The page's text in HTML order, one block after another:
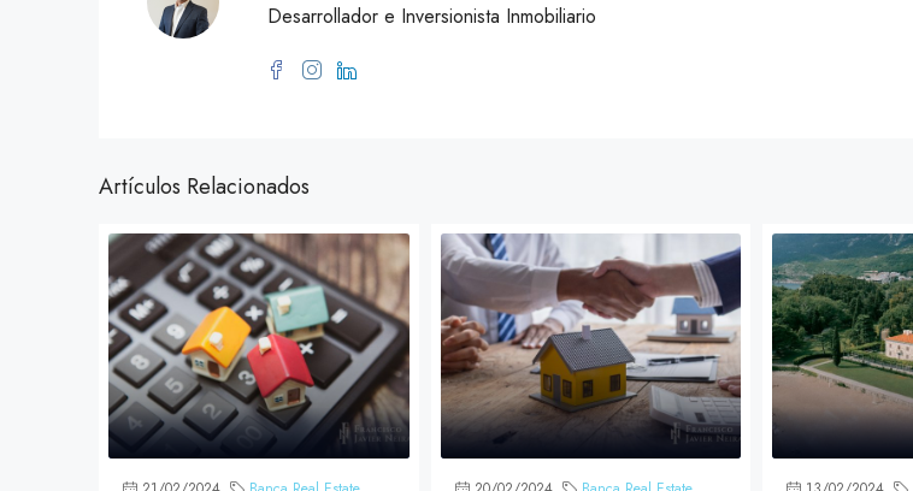
Desarrollador e Inversionista Inmobiliario
Artículos Relacionados